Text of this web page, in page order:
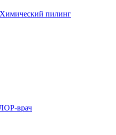
Химический пилинг
врач